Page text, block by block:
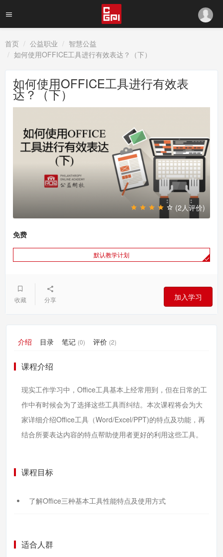
首页 公益职业
智慧公益
如何使用OFFICE工具进行有效表达？（下）
如何使用OFFICE工具进行有效表
达？（下）
(2人评价)
免费
默认教学计划
收藏 分享 加入学习
介绍 目录 笔记 (0) 评价 (2)
课程介绍
现实工作学习中，Office工具基本上经常用到，但在日常的工
作中有时候会为了选择这些工具而纠结。本次课程将会为大
家详细介绍Office工具（Word/Excel/PPT)的特点及功能，再
结合所要表达内容的特点帮助使用者更好的利用这些工具。
课程目标
了解Office三种基本工具性能特点及使用方式
适合人群